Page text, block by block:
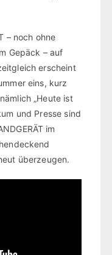
– noch ohne
Gepäck – auf
erscheint
eins, kurz
„Heute ist
und Presse sind
im
überzeugen.